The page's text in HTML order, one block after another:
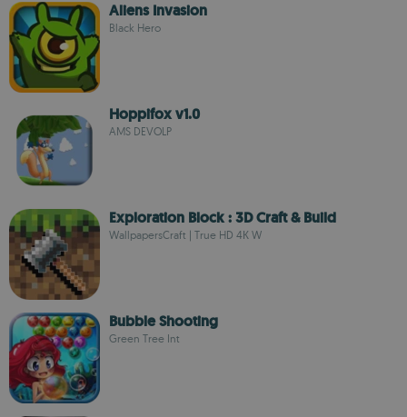
Aliens Invasion
Black Hero
Hoppifox v1.0
AMS DEVOLP
Exploration Block : 3D Craft & Build
WallpapersCraft | True HD 4К W
Bubble Shooting
Green Tree Int